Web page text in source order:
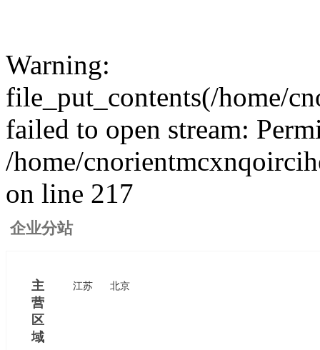
Warning:
file_put_contents(/home/
failed to open stream:
/home/
on line 217
企业分站
主
营
区
域
江苏 北京